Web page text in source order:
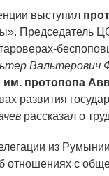
выступил
Председатель
Вальтерович
им. протопопа
развития
рассказал о
из
отношениях с